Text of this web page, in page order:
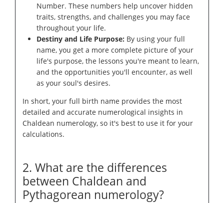
Number. These numbers help uncover hidden
traits, strengths, and challenges you may face
throughout your life.
Destiny and Life Purpose: By using your full
name, you get a more complete picture of your
life's purpose, the lessons you're meant to learn,
and the opportunities you'll encounter, as well
as your soul's desires.
In short, your full birth name provides the most
detailed and accurate numerological insights in
Chaldean numerology, so it's best to use it for your
calculations.
2. What are the differences
between Chaldean and
Pythagorean numerology?